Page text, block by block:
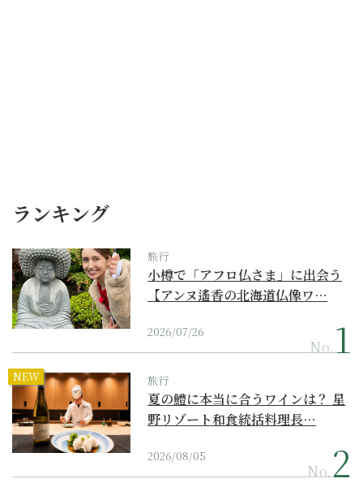
ランキング
旅行
小樽で「アフロ仏さま」に出会う
【アンヌ遙香の北海道仏像ワ…
2026/07/26
No.
NEW 旅行
夏の鱧に本当に合うワインは？ 星
野リゾート和食統括料理長…
2026/08/05
No.